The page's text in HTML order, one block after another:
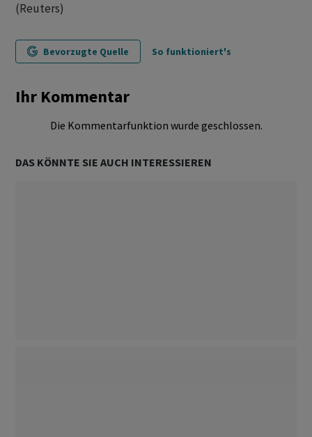
(Reuters)
Bevorzugte Quelle So funktioniert's
Ihr Kommentar
Die Kommentarfunktion wurde geschlossen.
DAS KÖNNTE SIE AUCH INTERESSIEREN